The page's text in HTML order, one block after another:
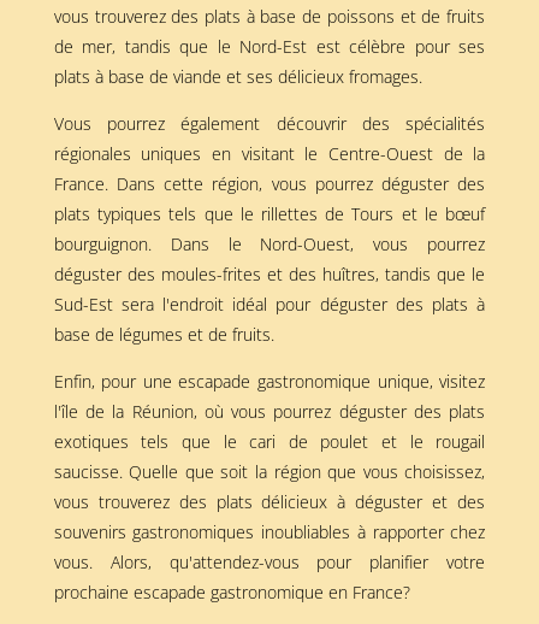
vous trouverez des plats à base de poissons et de fruits
de mer, tandis que le Nord-Est est célèbre pour ses
plats à base de viande et ses délicieux fromages.
Vous pourrez également découvrir des spécialités
régionales uniques en visitant le Centre-Ouest de la
France. Dans cette région, vous pourrez déguster des
plats typiques tels que le rillettes de Tours et le bœuf
bourguignon. Dans le Nord-Ouest, vous pourrez
déguster des moules-frites et des huîtres, tandis que le
Sud-Est sera l'endroit idéal pour déguster des plats à
base de légumes et de fruits.
Enfin, pour une escapade gastronomique unique, visitez
l'île de la Réunion, où vous pourrez déguster des plats
exotiques tels que le cari de poulet et le rougail
saucisse. Quelle que soit la région que vous choisissez,
vous trouverez des plats délicieux à déguster et des
souvenirs gastronomiques inoubliables à rapporter chez
vous. Alors, qu'attendez-vous pour planifier votre
prochaine escapade gastronomique en France?